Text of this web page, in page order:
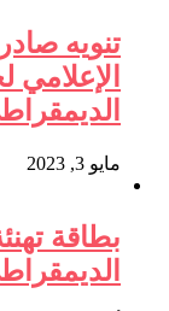
تنويه
الإعلامي
مايو 3, 2023
بطاقة